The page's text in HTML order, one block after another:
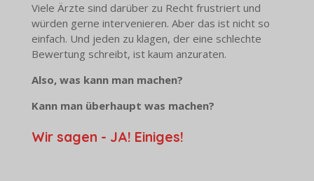
Viele Ärzte sind darüber zu Recht frustriert und
würden gerne intervenieren. Aber das ist nicht so
einfach. Und jeden zu klagen, der eine schlechte
Bewertung schreibt, ist kaum anzuraten.
Also, was kann man machen?
Kann man überhaupt was machen?
Wir sagen - JA! Einiges!